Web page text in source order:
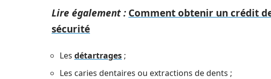
Lire également : Comment obtenir un crédit
sécurité
Les détartrages ;
Les caries dentaires ou extractions de dents ;